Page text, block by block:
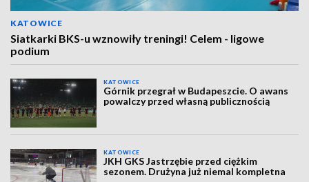
KATOWICE
Siatkarki BKS-u wznowiły treningi! Celem - ligowe
podium
KATOWICE
Górnik przegrał w Budapeszcie. O awans
powalczy przed własną publicznością
KATOWICE
JKH GKS Jastrzębie przed ciężkim
sezonem. Drużyna już niemal kompletna